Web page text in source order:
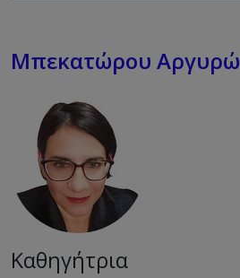
Μπεκατώρου Αργυρώ
Καθηγήτρια